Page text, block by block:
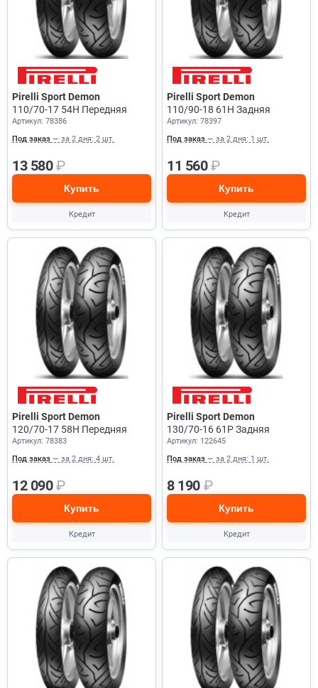
Pirelli Sport Demon
110/70-17 54H Передняя
Артикул: 78386
Под заказ — за 2 дня: 2 шт.
13 580₽
Купить
Кредит
Pirelli Sport Demon
110/90-18 61H Задняя
Артикул: 78397
Под заказ — за 2 дня: 1 шт.
11 560₽
Купить
Кредит
Pirelli Sport Demon
120/70-17 58H Передняя
Артикул: 78383
Под заказ — за 2 дня: 4 шт.
12 090₽
Купить
Кредит
Pirelli Sport Demon
130/70-16 61P Задняя
Артикул: 122645
Под заказ — за 2 дня: 1 шт.
8 190 ₽
Купить
Кредит